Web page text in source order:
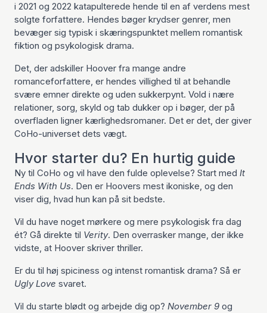
i 2021 og 2022 katapulterede hende til en af verdens mest
solgte forfattere. Hendes bøger krydser genrer, men
bevæger sig typisk i skæringspunktet mellem romantisk
fiktion og psykologisk drama.
Det, der adskiller Hoover fra mange andre
romanceforfattere, er hendes villighed til at behandle
svære emner direkte og uden sukkerpynt. Vold i nære
relationer, sorg, skyld og tab dukker op i bøger, der på
overfladen ligner kærlighedsromaner. Det er det, der giver
CoHo-universet dets vægt.
Hvor starter du? En hurtig guide
Ny til CoHo og vil have den fulde oplevelse? Start med It
Ends With Us. Den er Hoovers mest ikoniske, og den
viser dig, hvad hun kan på sit bedste.
Vil du have noget mørkere og mere psykologisk fra dag
ét? Gå direkte til Verity. Den overrasker mange, der ikke
vidste, at Hoover skriver thriller.
Er du til høj spiciness og intenst romantisk drama? Så er
Ugly Love svaret.
Vil du starte blødt og arbejde dig op? November 9 og